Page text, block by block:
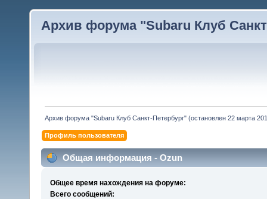
Архив форума "Subaru Клуб
Архив форума "Subaru Клуб Санкт-Петербург" (остановлен 22 марта
Профиль пользователя
Общая информация - Ozun
Общее время нахождения на форуме:
Всего сообщений: